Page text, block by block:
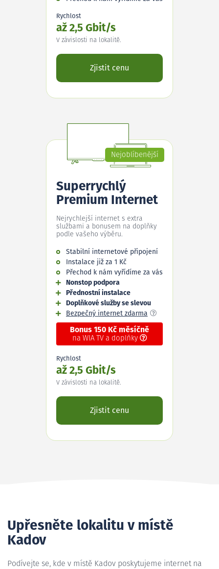
Rychlost
až 2,5 Gbit/s
V závislosti na lokalitě.
Zjistit cenu
Nejoblíbenější
Superrychlý
Premium Internet
Nejrychlejší internet s extra
službami a bonusem na doplňky
podle vašeho výběru.
Stabilní internetové připojení
Instalace již za 1 Kč
Přechod k nám vyřídíme za vás
Nonstop podpora
Přednostní instalace
Doplňkové služby se slevou
Bezpečný internet zdarma
Bonus 150 Kč měsíčně
na WIA TV a doplňky
Rychlost
až 2,5 Gbit/s
V závislosti na lokalitě.
Zjistit cenu
Upřesněte lokalitu v místě
Kadov
Podívejte se, kde v místě Kadov poskytujeme internet na